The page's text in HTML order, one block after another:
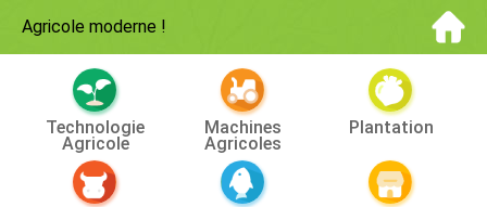
Agricole moderne !
Technologie
Agricole
Machines
Agricoles
Plantation